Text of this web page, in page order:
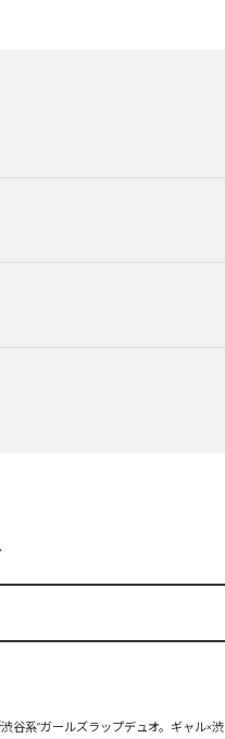
谷系”ガールズラップデュオ。ギャル×